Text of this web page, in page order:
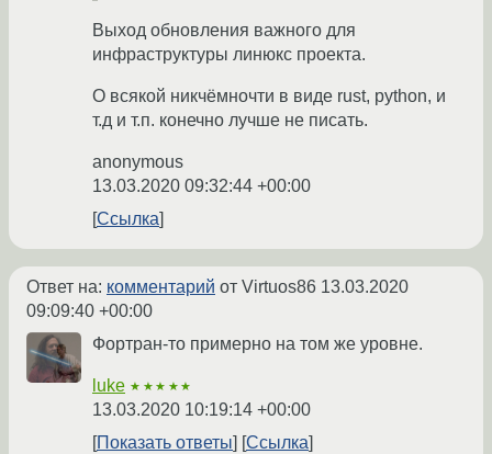
Выход обновления важного для
инфраструктуры линюкс проекта.
О всякой никчёмночти в виде rust, python, и
т.д и т.п. конечно лучше не писать.
anonymous
13.03.2020 09:32:44 +00:00
Ссылка
Ответ на: комментарий от Virtuos86 13.03.2020
09:09:40 +00:00
Фортран-то примерно на том же уровне.
luke ★★★★★
13.03.2020 10:19:14 +00:00
Показать ответы
Ссылка